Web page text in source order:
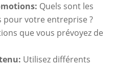
Quels sont les
votre entreprise ?
que vous prévoyez de
Utilisez différents